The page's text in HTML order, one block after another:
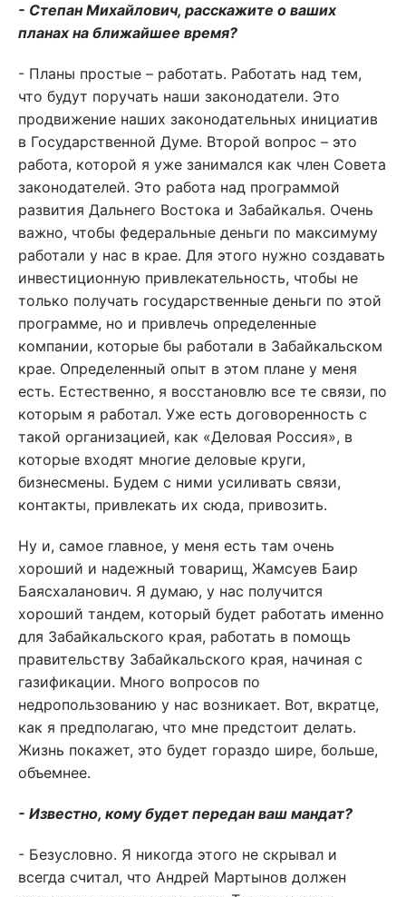
- Степан Михайлович, расскажите о ваших
планах на ближайшее время?
- Планы простые – работать. Работать над тем,
что будут поручать наши законодатели. Это
продвижение наших законодательных инициатив
в Государственной Думе. Второй вопрос – это
работа, которой я уже занимался как член Совета
законодателей. Это работа над программой
развития Дальнего Востока и Забайкалья. Очень
важно, чтобы федеральные деньги по максимуму
работали у нас в крае. Для этого нужно создавать
инвестиционную привлекательность, чтобы не
только получать государственные деньги по этой
программе, но и привлечь определенные
компании, которые бы работали в Забайкальском
крае. Определенный опыт в этом плане у меня
есть. Естественно, я восстановлю все те связи, по
которым я работал. Уже есть договоренность с
такой организацией, как «Деловая Россия», в
которые входят многие деловые круги,
бизнесмены. Будем с ними усиливать связи,
контакты, привлекать их сюда, привозить.
Ну и, самое главное, у меня есть там очень
хороший и надежный товарищ, Жамсуев Баир
Баясхаланович. Я думаю, у нас получится
хороший тандем, который будет работать именно
для Забайкальского края, работать в помощь
правительству Забайкальского края, начиная с
газификации. Много вопросов по
недропользованию у нас возникает. Вот, вкратце,
как я предполагаю, что мне предстоит делать.
Жизнь покажет, это будет гораздо шире, больше,
объемнее.
- Известно, кому будет передан ваш мандат?
- Безусловно. Я никогда этого не скрывал и
всегда считал, что Андрей Мартынов должен